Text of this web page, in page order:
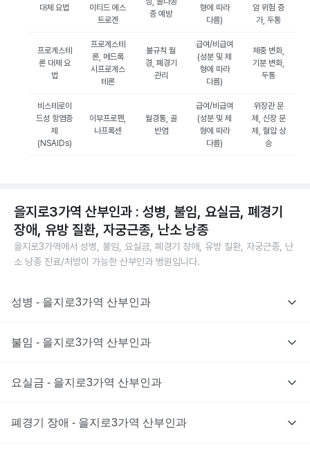
대체 요법
이티드 에스
트로겐
증 예방
형에 따라
다름)
암 위험 증
가, 두통
프로게스테
론 대체 요
법
프로게스테
론, 메드록
시프로게스
테론
불규칙 월
경, 폐경기
관리
급여/비급여
(성분 및 제
형에 따라
다름)
체중 변화,
기분 변화,
두통
비스테로이
드성 항염증
제
(NSAIDs)
이부프로펜,
나프록센
월경통, 골
반염
급여/비급여
(성분 및 제
형에 따라
다름)
위장관 문
제, 신장 문
제, 혈압 상
승
을지로3가역 산부인과 : 성병, 불임, 요실금, 폐경기
장애, 유방 질환, 자궁근종, 난소 낭종
을지로3가역에서 성병, 불임, 요실금, 폐경기 장애, 유방 질환, 자궁근종, 난
소 낭종 진료/처방이 가능한 산부인과 병원입니다.
성병 - 을지로3가역 산부인과
불임 - 을지로3가역 산부인과
요실금 - 을지로3가역 산부인과
폐경기 장애 - 을지로3가역 산부인과